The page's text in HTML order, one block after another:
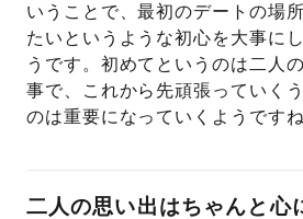
いうことで、最初のデートの場
たいというような初心を大事に
うです。初めてというのは二人
事で、これから先頑張っていく
のは重要になっていくようですね
二人の思い出はちゃんと心